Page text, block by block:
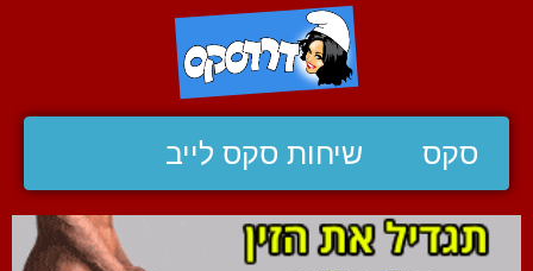
סקס שיחות סקס לייב